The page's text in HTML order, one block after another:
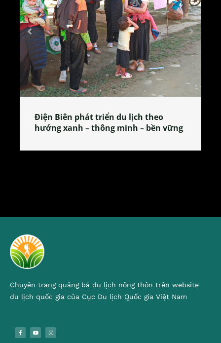
Làng làm bánh tẻ Phú Nhi – nơi lan
tỏa đặc sản xứ Đoài
Chuyên trang quảng bá du lịch nông thôn trên website
du lịch quốc gia của Cục Du lịch Quốc gia Việt Nam